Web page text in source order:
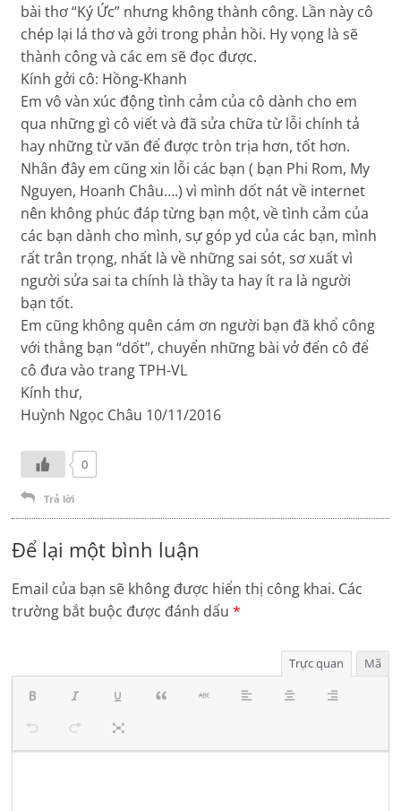
bài thơ “Ký Ức” nhưng không thành công. Lần này cô
chép lại lá thơ và gởi trong phản hồi. Hy vọng là sẽ
thành công và các em sẽ đọc được.
Kính gởi cô: Hồng-Khanh
Em vô vàn xúc động tình cảm của cô dành cho em
qua những gì cô viết và đã sửa chữa từ lỗi chính tả
hay những từ văn để được tròn trịa hơn, tốt hơn.
Nhân đây em cũng xin lỗi các bạn ( bạn Phi Rom, My
Nguyen, Hoanh Châu….) vì mình dốt nát về internet
nên không phúc đáp từng bạn một, về tình cảm của
các bạn dành cho mình, sự góp yd của các bạn, mình
rất trân trọng, nhất là về những sai sót, sơ xuất vì
người sửa sai ta chính là thầy ta hay ít ra là người
bạn tốt.
Em cũng không quên cám ơn người bạn đã khổ công
với thằng bạn “dốt”, chuyển những bài vở đến cô để
cô đưa vào trang TPH-VL
Kính thư,
Huỳnh Ngọc Châu 10/11/2016
0
Trả lời
Để lại một bình luận
Email của bạn sẽ không được hiển thị công khai. Các
trường bắt buộc được đánh dấu*
Trực quan Mã